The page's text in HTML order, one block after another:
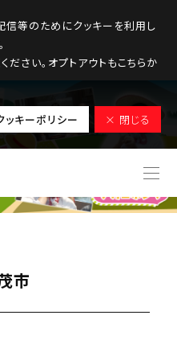
等のためにクッキーを利用し
ださい。オプトアウトもこちらか
ッキーポリシー × 閉じる
市